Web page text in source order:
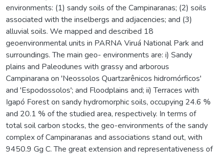
environments: (1) sandy soils of the Campinaranas; (2) soils
associated with the inselbergs and adjacencies; and (3)
alluvial soils. We mapped and described 18
geoenvironmental units in PARNA Viruá National Park and
surroundings. The main geo- environments are: i) Sandy
plains and Paleodunes with grassy and arborous
Campinarana on 'Neossolos Quartzarênicos hidromórficos'
and 'Espodossolos'; and Floodplains and; ii) Terraces with
Igapó Forest on sandy hydromorphic soils, occupying 24.6 %
and 20.1 % of the studied area, respectively. In terms of
total soil carbon stocks, the geo-environments of the sandy
complex of Campinaranas and associations stand out, with
9450.9 Gg C. The great extension and representativeness of